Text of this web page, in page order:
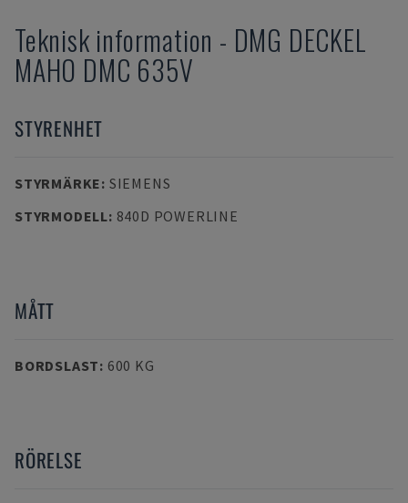
Teknisk information - DMG DECKEL
MAHO DMC 635V
STYRENHET
STYRMÄRKE: SIEMENS
STYRMODELL: 840D POWERLINE
MÅTT
BORDSLAST: 600 KG
RÖRELSE